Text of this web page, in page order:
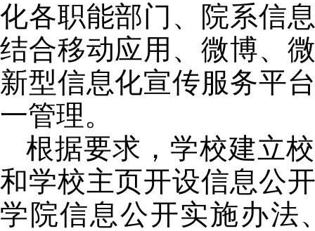
化各职能部门、院系信
结合移动应用、微博、
新型信息化宣传服务平
一管理。
根据要求，学校建立
和学校主页开设信息公
学院信息公开实施办法